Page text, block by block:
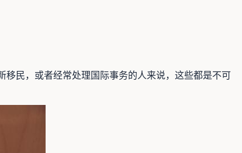
民，或者经常处理国际事务的人来说，这些都是不可